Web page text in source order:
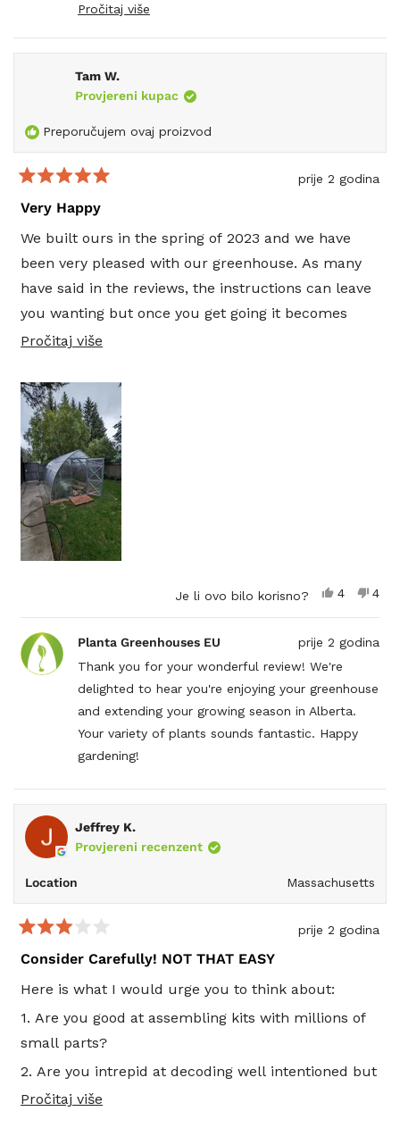
your green thumb for many years to come.
Pročitaj više
more
about
review
reply
Tam W.
Provjereni kupac
Preporučujem ovaj proizvod
s
od
zvjezdica
prije 2 godina
Very Happy
We built ours in the spring of 2023 and we have
been very pleased with our greenhouse. As many
have said in the reviews, the instructions can leave
you wanting but once you get going it becomes
easier. You definitely need at least two people for
currently growing garlic, onions,beets and tomatoes
some of which we planted last fall(garlic) and
February for the onions and beets so we have
extended our growing season which is very
welcome in Alberta. We've just put a lime tree in
there because why not!? I also want to say that the
value for your money is there. This is a well
constructed, solid greenhouse.
Pročitaj više
ovoj
recenziji
Je li ovo bilo korisno?
Da,
recenzija
korisnika
Tam
je
bila
4
je
glasalo
Ne,
nije
4
nije
Planta Greenhouses EU
prije 2 godina
Thank you for your wonderful review! We're
delighted to hear you're enjoying your greenhouse
and extending your growing season in Alberta.
Your variety of plants sounds fantastic. Happy
gardening!
Jeffrey K.
Provjereni recenzent
Location Massachusetts
s
od
zvjezdica
prije 2 godina
Consider Carefully! NOT THAT EASY
Here is what I would urge you to think about:
1. Are you good at assembling kits with millions of
small parts?
2. Are you intrepid at decoding well intentioned but
confusing directions and pictures?
Pročitaj više